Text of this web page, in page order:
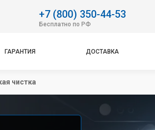
+7 (800) 350-44-53
Бесплатно по РФ
ГАРАНТИЯ ДОСТАВКА
чистка